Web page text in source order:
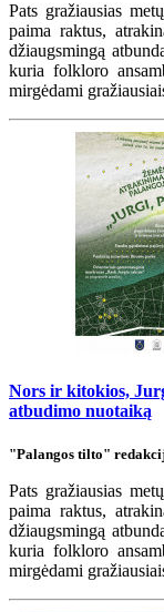
Pats gražiausias
paima raktus,
džiaugsmingą
kuria folkloro
mirgėdami
Nors ir kitokios,
atbudimo nuotaiką
"Palangos tilto"
Pats gražiausias
paima raktus,
džiaugsmingą
kuria folkloro
mirgėdami